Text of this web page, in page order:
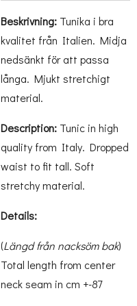
Beskrivning: Tunika i bra
kvalitet från Italien. Midja
nedsänkt för att passa
långa. Mjukt stretchigt
material.
Description: Tunic in high
quality from Italy. Dropped
waist to fit tall. Soft
stretchy material.
Details:
(Längd från nacksöm bak)
Total length from center
neck seam in cm +-87